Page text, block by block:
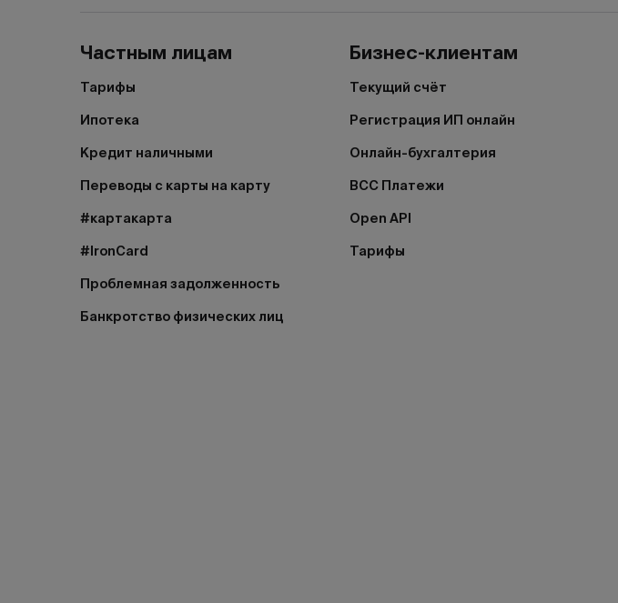
Частным лицам
Тарифы
Ипотека
Кредит наличными
Переводы с карты на карту
#картакарта
#IronCard
Проблемная задолженность
Банкротство физических лиц
Бизнес-клиентам
Текущий счёт
Регистрация ИП онлайн
Онлайн-бухгалтерия
BCC Платежи
Open API
Тарифы